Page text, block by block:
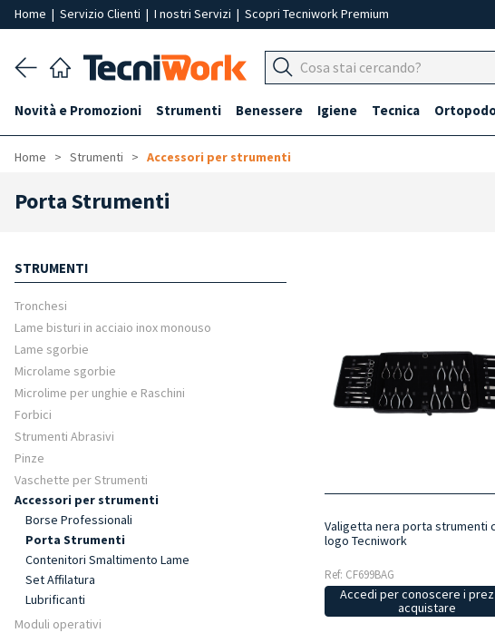
Home | Servizio Clienti | I nostri Servizi | Scopri Tecniwork Premium
Novità e Promozioni Strumenti Benessere Igiene Tecnica
Home Strumenti Accessori per strumenti
Porta Strumenti
STRUMENTI
Tronchesi
Lame bisturi in acciaio inox monouso
Lame sgorbie
Microlame sgorbie
Microlime per unghie e Raschini
Forbici
Strumenti Abrasivi
Pinze
Vaschette per Strumenti
Accessori per strumenti
Borse Professionali
Porta Strumenti
Contenitori Smaltimento Lame
Set Affilatura
Lubrificanti
Moduli operativi
Valigetta nera porta strumenti
logo Tecniwork
Ref: CF699BAG
Accedi per conoscere i
acquistare